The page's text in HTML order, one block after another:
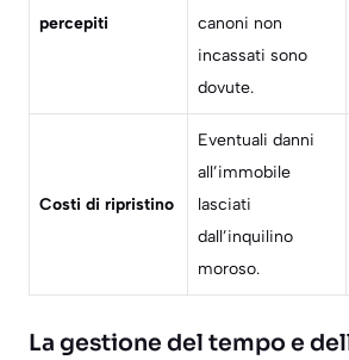
percepiti
canoni non
incassati sono
dovute.
Costi di ripristino
Eventuali danni
all’immobile
lasciati
dall’inquilino
moroso.
La gestione del tempo e